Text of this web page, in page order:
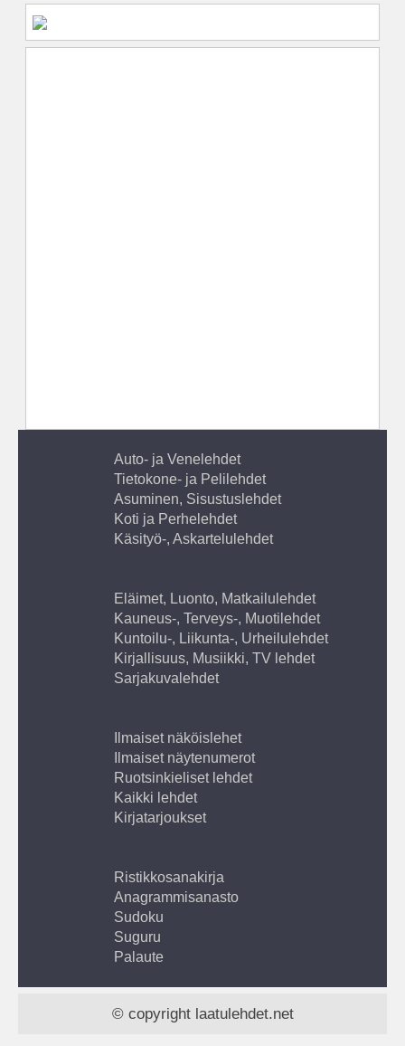
Auto- ja Venelehdet
Tietokone- ja Pelilehdet
Asuminen, Sisustuslehdet
Koti ja Perhelehdet
Käsityö-, Askartelulehdet
Eläimet, Luonto, Matkailulehdet
Kauneus-, Terveys-, Muotilehdet
Kuntoilu-, Liikunta-, Urheilulehdet
Kirjallisuus, Musiikki, TV lehdet
Sarjakuvalehdet
Ilmaiset näköislehet
Ilmaiset näytenumerot
Ruotsinkieliset lehdet
Kaikki lehdet
Kirjatarjoukset
Ristikkosanakirja
Anagrammisanasto
Sudoku
Suguru
Palaute
© copyright laatulehdet.net